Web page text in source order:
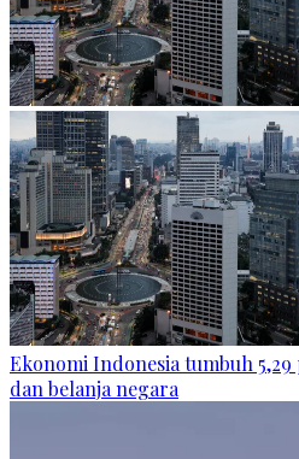
Ekonomi Indonesia tumbuh
dan belanja negara